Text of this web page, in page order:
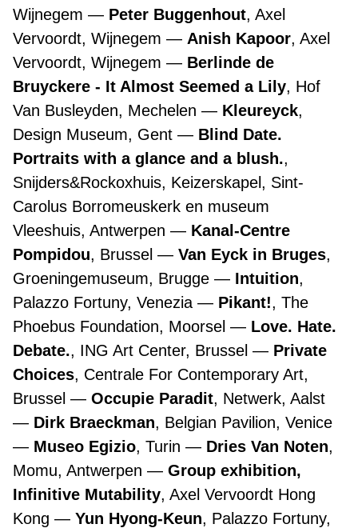
Wijnegem
Peter Buggenhout, Axel
Vervoordt, Wijnegem
Anish Kapoor, Axel
Vervoordt, Wijnegem
Berlinde de
Bruyckere - It Almost Seemed a Lily, Hof
Van Busleyden, Mechelen
Kleureyck,
Design Museum, Gent
Blind Date.
Portraits with a glance and a blush.,
Snijders&Rockoxhuis, Keizerskapel, Sint-
Carolus Borromeuskerk en museum
Vleeshuis, Antwerpen
Kanal-Centre
Pompidou, Brussel Van Eyck in Bruges,
Groeningemuseum, Brugge
Intuition,
Palazzo Fortuny, Venezia
Pikant!, The
Phoebus Foundation, Moorsel
Love. Hate.
Debate., ING Art Center, Brussel
Private
Choices, Centrale For Contemporary Art,
Brussel
Occupie Paradit, Netwerk, Aalst
Dirk Braeckman, Belgian Pavilion, Venice
Museo Egizio, Turin Dries Van Noten,
Momu, Antwerpen
Group exhibition,
Infinitive Mutability, Axel Vervoordt Hong
Kong
Yun Hyong-Keun, Palazzo Fortuny,